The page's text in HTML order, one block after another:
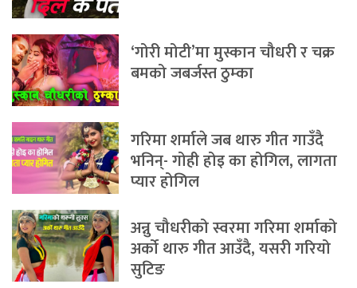
‘गोरी मोटी’मा मुस्कान चौधरी र चक्र
बमको जबर्जस्त ठुम्का
गरिमा शर्माले जब थारु गीत गाउँदै
भनिन्- गोही होइ का होगिल, लागता
प्यार होगिल
अन्नु चौधरीको स्वरमा गरिमा शर्माको
अर्को थारु गीत आउँदै, यसरी गरियो
सुटिङ